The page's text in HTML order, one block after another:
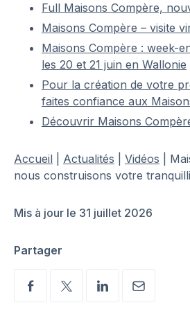
Full Maisons Compère,
Maisons Compère – visite
Maisons Compère : week-
les 20 et 21 juin en Wallonie
Pour la création de votre
faites confiance aux
Découvrir Maisons
Accueil Actualités Vidéos
nous construisons votre
Mis à jour le 31 juillet 2026
Partager